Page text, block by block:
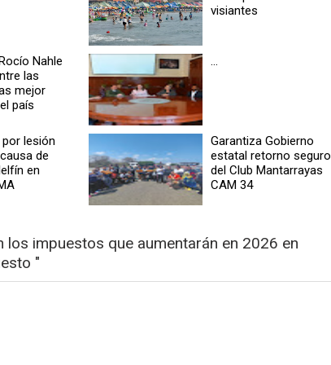
visiantes
Nahle
las
mejor
país
...
lesión
de
en
Garantiza Gobierno
estatal retorno seguro
del Club Mantarrayas
CAM 34
los impuestos que aumentarán en 2026 en
"